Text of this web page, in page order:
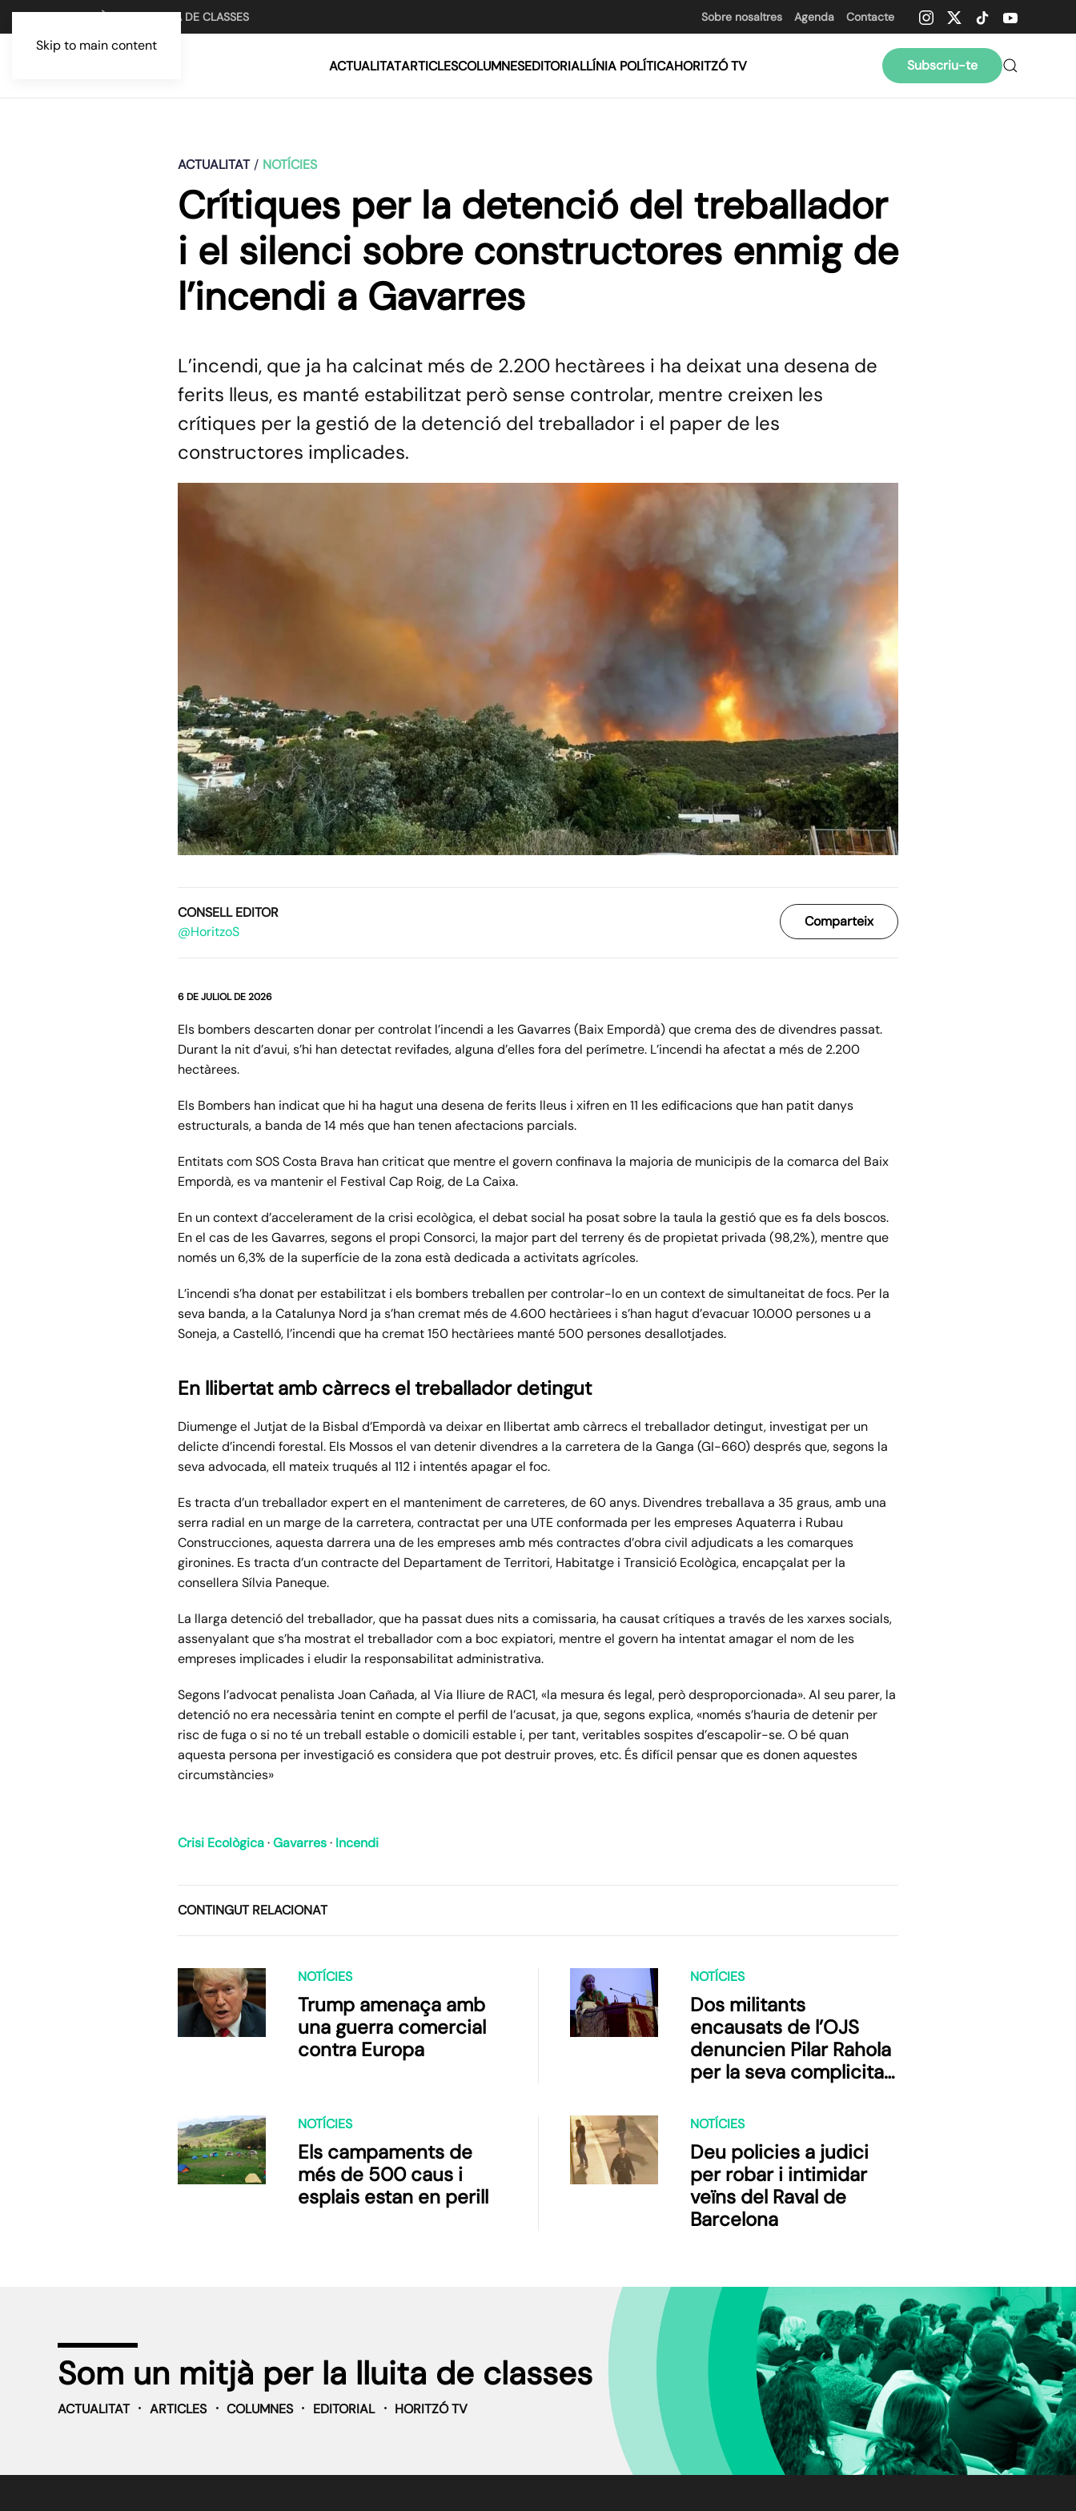
Skip to main content
UN MITJÀ PER LA LLUITA DE CLASSES Sobre nosaltres Agenda Contacte
ACTUALITATARTICLESCOLUMNESEDITORIALLÍNIA POLÍTICAHORITZÓ TV Subscriu-te
ACTUALITAT NOTÍCIES
Crítiques per la detenció del treballador
i el silenci sobre constructores enmig de
l’incendi a Gavarres
L’incendi, que ja ha calcinat més de 2.200 hectàrees i ha deixat una desena de
ferits lleus, es manté estabilitzat però sense controlar, mentre creixen les
crítiques per la gestió de la detenció del treballador i el paper de les
constructores implicades.
CONSELL EDITOR
@HoritzoS
Comparteix
6 DE JULIOL DE 2026
Els bombers descarten donar per controlat l’incendi a les Gavarres (Baix Empordà) que crema des de divendres passat.
Durant la nit d’avui, s’hi han detectat revifades, alguna d’elles fora del perímetre. L’incendi ha afectat a més de 2.200
hectàrees.
Els Bombers han indicat que hi ha hagut una desena de ferits lleus i xifren en 11 les edificacions que han patit danys
estructurals, a banda de 14 més que han tenen afectacions parcials.
Entitats com SOS Costa Brava han criticat que mentre el govern confinava la majoria de municipis de la comarca del Baix
Empordà, es va mantenir el Festival Cap Roig, de La Caixa.
En un context d’accelerament de la crisi ecològica, el debat social ha posat sobre la taula la gestió que es fa dels boscos.
En el cas de les Gavarres, segons el propi Consorci, la major part del terreny és de propietat privada (98,2%), mentre que
només un 6,3% de la superfície de la zona està dedicada a activitats agrícoles.
L’incendi s’ha donat per estabilitzat i els bombers treballen per controlar-lo en un context de simultaneitat de focs. Per la
seva banda, a la Catalunya Nord ja s’han cremat més de 4.600 hectàriees i s’han hagut d’evacuar 10.000 persones u a
Soneja, a Castelló, l’incendi que ha cremat 150 hectàriees manté 500 persones desallotjades.
En llibertat amb càrrecs el treballador detingut
Diumenge el Jutjat de la Bisbal d’Empordà va deixar en llibertat amb càrrecs el treballador detingut, investigat per un
delicte d’incendi forestal. Els Mossos el van detenir divendres a la carretera de la Ganga (GI-660) després que, segons la
seva advocada, ell mateix truqués al 112 i intentés apagar el foc.
Es tracta d’un treballador expert en el manteniment de carreteres, de 60 anys. Divendres treballava a 35 graus, amb una
serra radial en un marge de la carretera, contractat per una UTE conformada per les empreses Aquaterra i Rubau
Construcciones, aquesta darrera una de les empreses amb més contractes d’obra civil adjudicats a les comarques
gironines. Es tracta d’un contracte del Departament de Territori, Habitatge i Transició Ecològica, encapçalat per la
consellera Sílvia Paneque.
La llarga detenció del treballador, que ha passat dues nits a comissaria, ha causat crítiques a través de les xarxes socials,
assenyalant que s’ha mostrat el treballador com a boc expiatori, mentre el govern ha intentat amagar el nom de les
empreses implicades i eludir la responsabilitat administrativa.
Segons l’advocat penalista Joan Cañada, al Via lliure de RAC1, «la mesura és legal, però desproporcionada». Al seu parer, la
detenció no era necessària tenint en compte el perfil de l’acusat, ja que, segons explica, «només s’hauria de detenir per
risc de fuga o si no té un treball estable o domicili estable i, per tant, veritables sospites d’escapolir-se. O bé quan
aquesta persona per investigació es considera que pot destruir proves, etc. És difícil pensar que es donen aquestes
circumstàncies»
Crisi Ecològica·Gavarres· Incendi
CONTINGUT RELACIONAT
NOTÍCIES
Trump amenaça amb
una guerra comercial
contra Europa
NOTÍCIES
Dos militants
encausats de l’OJS
denuncien Pilar Rahola
per la seva complicitat
NOTÍCIES
Els campaments de
més de 500 caus i
esplais estan en perill
NOTÍCIES
Deu policies a judici
per robar i intimidar
veïns del Raval de
Barcelona
Som un mitjà per la lluita de classes
ACTUALITAT ARTICLES COLUMNES EDITORIAL HORITZÓ TV